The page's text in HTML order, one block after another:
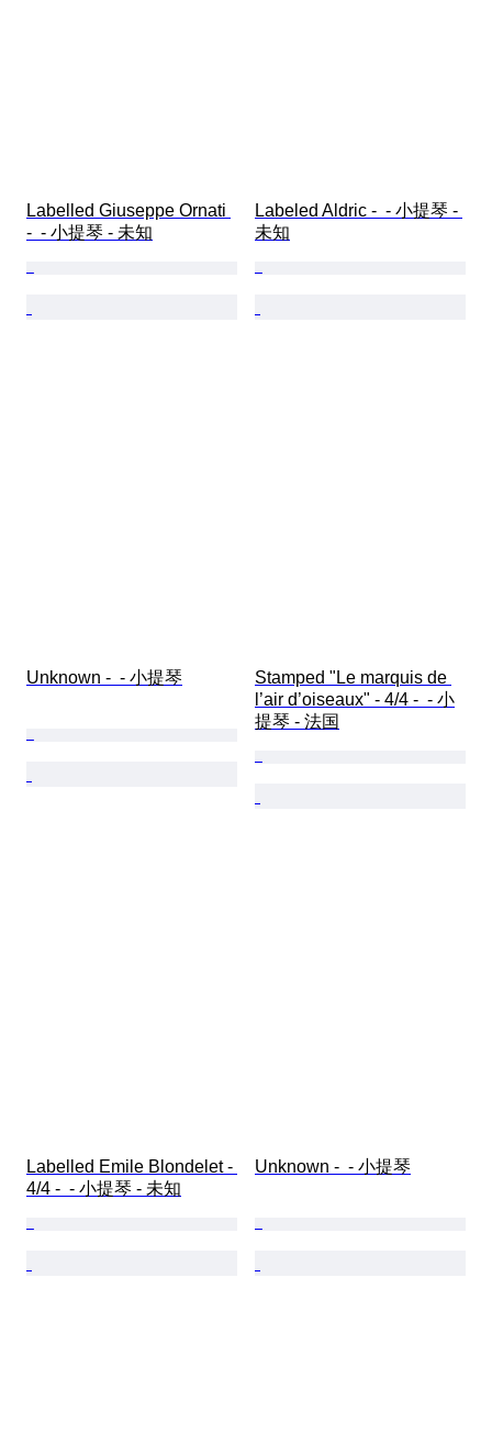
Labelled Giuseppe Ornati
-  - 小提琴 - 未知
Labeled Aldric -  - 小提琴 -
未知
Unknown -  - 小提琴
Stamped "Le marquis de
l’air d’oiseaux" - 4/4 -  - 小
提琴 - 法国
Labelled Emile Blondelet -
4/4 -  - 小提琴 - 未知
Unknown -  - 小提琴